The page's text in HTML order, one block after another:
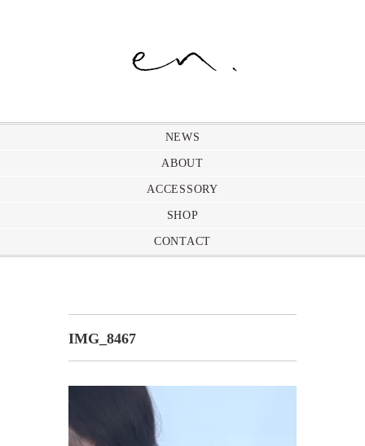
NEWS
ABOUT
ACCESSORY
SHOP
CONTACT
IMG_8467